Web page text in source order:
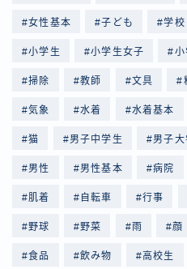
女性基本 子ども 学校
小学生 小学生女子 小
掃除 教師 文具
気象 水着 水着基本
猫 男子中学生 男子大
男性 男性基本 病院
肌着 自転車 行事
野球 野菜 雨 顔
食品 飲み物 高校生